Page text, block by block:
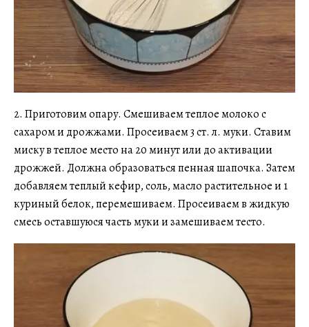
2. Приготовим опару. Смешиваем теплое молоко с
сахаром и дрожжами. Просеиваем 3 ст. л. муки. Ставим
миску в теплое место на 20 минут или до активации
дрожжей. Должна образоваться пенная шапочка. Затем
добавляем теплый кефир, соль, масло растительное и 1
куриный белок, перемешиваем. Просеиваем в жидкую
смесь оставшуюся часть муки и замешиваем тесто.